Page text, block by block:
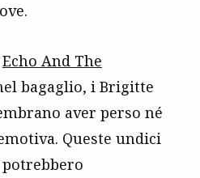
Echo And The
bagaglio, i Brigitte
aver perso né
Queste undici